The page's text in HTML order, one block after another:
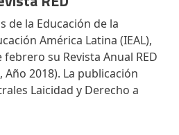
de la Educación de la
América Latina (IEAL),
su Revista Anual RED
2018). La publicación
Laicidad y Derecho a